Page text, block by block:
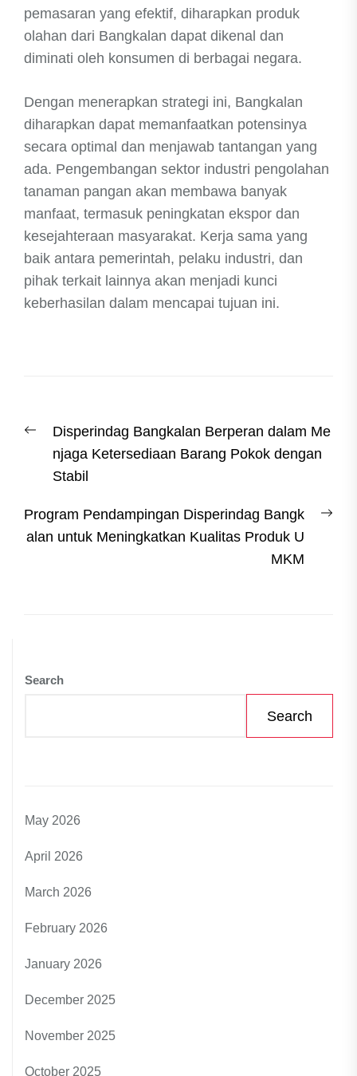
pemasaran yang efektif, diharapkan produk
olahan dari Bangkalan dapat dikenal dan
diminati oleh konsumen di berbagai negara.
Dengan menerapkan strategi ini, Bangkalan
diharapkan dapat memanfaatkan potensinya
secara optimal dan menjawab tantangan yang
ada. Pengembangan sektor industri pengolahan
tanaman pangan akan membawa banyak
manfaat, termasuk peningkatan ekspor dan
kesejahteraan masyarakat. Kerja sama yang
baik antara pemerintah, pelaku industri, dan
pihak terkait lainnya akan menjadi kunci
keberhasilan dalam mencapai tujuan ini.
navigation
Previous
post:
Disperindag Bangkalan Berperan dalam Me
njaga Ketersediaan Barang Pokok dengan
Stabil
Program Pendampingan Disperindag Bangk
alan untuk Meningkatkan Kualitas Produk U
MKM
Search
Search
May 2026
April 2026
March 2026
February 2026
January 2026
December 2025
November 2025
October 2025